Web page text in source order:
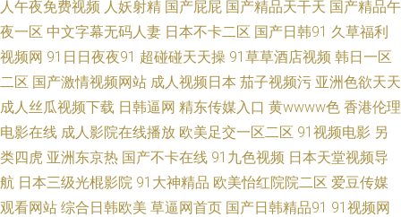
品久久 91视频游艇 ts伪娘黑料 俺去也在线 人妻H片 男同簧片网站 欧美香蕉
性愛A片 亚洲色图片区中文字幕 电影天堂网址 男人天堂免费视频 熟女东北
91水视频 www日韩aa在线 操逼av资源网 美女被艹到喷浆 欧美专区六 日韩
三急级 亚洲国产无AV码 国产美女在线免费观看 极品网红美女抠逼 丝袜美足
99草热9 www91性情视频 欧美性爱影音先锋 久久精品草草草 另类图亚洲电
人午夜免费视频 人妖射精 国产屁屁 国产精品天干天 国产精品午
夜一区 中文字幕无码人妻 日本不卡二区 国产日韩91 久草福利
视频网 91日日夜夜91 超碰碰天天操 91草草酒店视频 韩日一区
二区 国产激情视频网站 成人视频日本 茄子视频污 亚洲色欲天天
成人丝瓜视频下载 日韩逼网 精东传媒入口 黄wwww色 香港伦理
电影在线 成人影院在线播放 欧美足交一区二区 91视频电影 另
类四虎 亚洲东京热 国产不卡在线 91九色视频 日本天堂视频导
航 日本三级光棍影院 91大神精品 欧美怡红院院二区 爱豆传媒
观看网站 综合日韩欧美 草逼网首页 国产日韩精品91 91视频网